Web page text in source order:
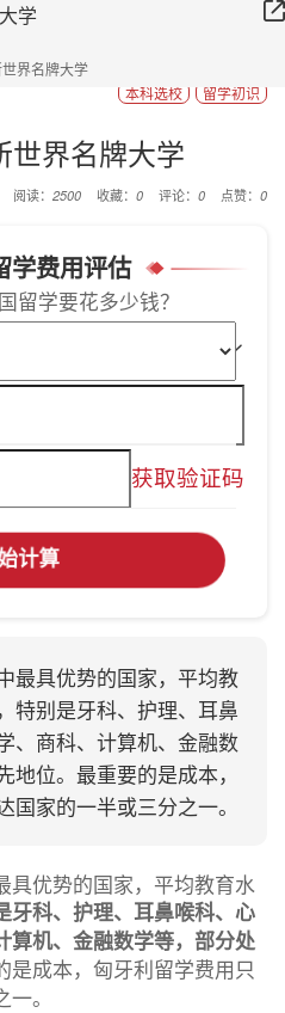
学
界名牌大学
留学初识
本科选校
世界名牌大学
阅读： 2500 收藏： 0 评论： 0 点赞： 0
学费用评估
留学要花多少钱？
获取验证码
计算
最具优势的国家，平均教
特别是牙科、护理、耳鼻
、商科、计算机、金融数
位。最重要的是成本，
家的一半或三分之一。
具优势的国家，平均教育水
牙科、护理、耳鼻喉科、心
算机、金融数学等，部分处
是成本，匈牙利留学费用只
。